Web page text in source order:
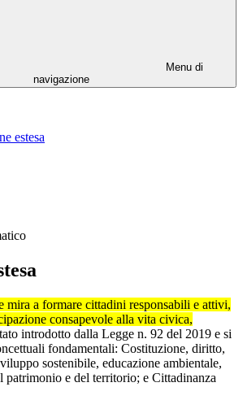
Menu di
navigazione
estesa
mira a formare cittadini responsabili e attivi,
consapevole alla vita civica,
introdotto dalla Legge n. 92 del 2019 e si
fondamentali: Costituzione, diritto,
sostenibile, educazione ambientale,
patrimonio e del territorio; e Cittadinanza